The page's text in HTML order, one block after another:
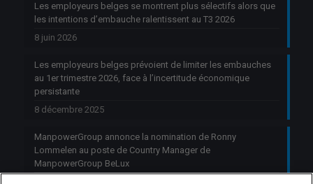
Les employeurs belges se montrent plus sélectifs alors que
les intentions d’embauche ralentissent au T3 2026
8 juin 2026
Les employeurs belges prévoient de limiter les embauches
au 1er trimestre 2026, face à l’incertitude économique
persistante
8 décembre 2025
ManpowerGroup annonce la nomination de Ronny
Lommelen au poste de Country Manager de
ManpowerGroup BeLux